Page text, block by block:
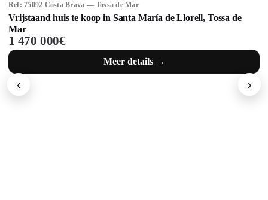
Ref: 75092 Costa Brava — Tossa de Mar
Vrijstaand huis te koop in Santa María de Llorell, Tossa de
Mar
1 470 000€
Meer details →
‹ ›